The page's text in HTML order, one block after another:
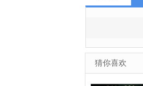
猜你喜欢